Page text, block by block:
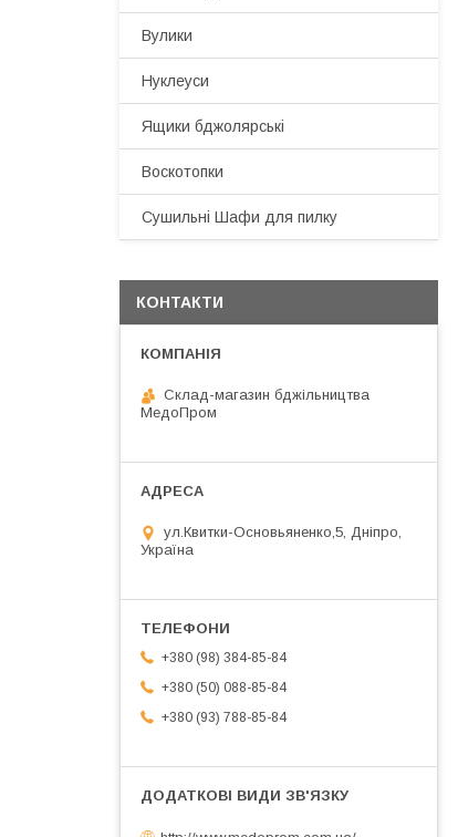
Вулики
Нуклеуси
Ящики бджолярські
Воскотопки
Сушильні Шафи для пилку
КОНТАКТИ
Склад-магазин бджільництва
МедоПром
ул.Квитки-Основьяненко,5, Дніпро,
Україна
+380 (98) 384-85-84
+380 (50) 088-85-84
+380 (93) 788-85-84